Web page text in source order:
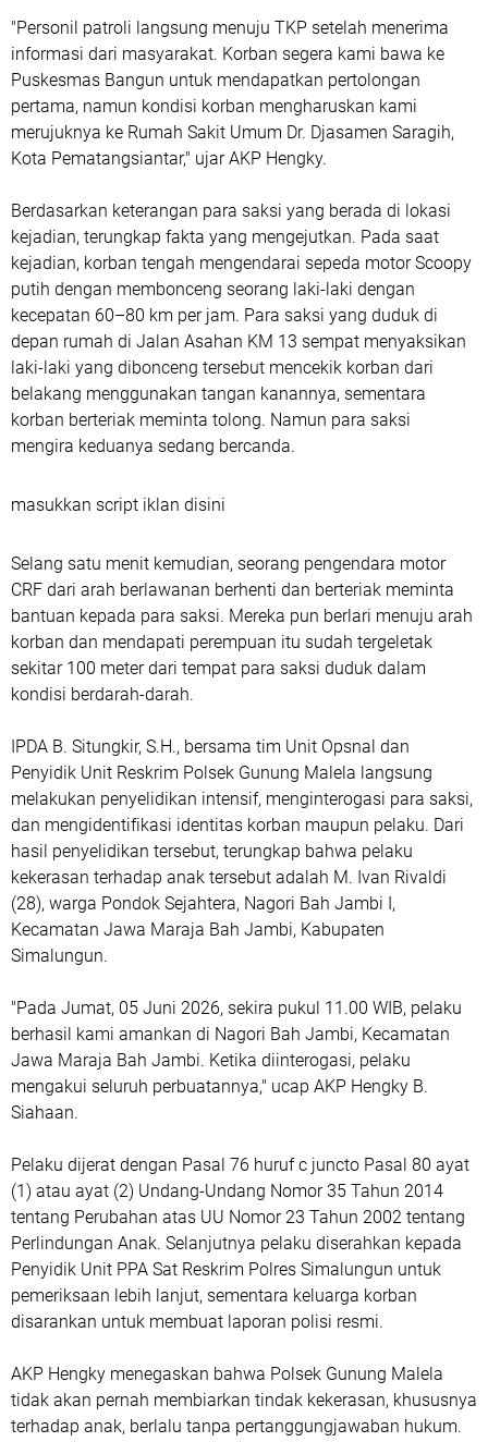
"Personil patroli langsung menuju TKP setelah menerima
informasi dari masyarakat. Korban segera kami bawa ke
Puskesmas Bangun untuk mendapatkan pertolongan
pertama, namun kondisi korban mengharuskan kami
merujuknya ke Rumah Sakit Umum Dr. Djasamen Saragih,
Kota Pematangsiantar," ujar AKP Hengky.
Berdasarkan keterangan para saksi yang berada di lokasi
kejadian, terungkap fakta yang mengejutkan. Pada saat
kejadian, korban tengah mengendarai sepeda motor Scoopy
putih dengan membonceng seorang laki-laki dengan
kecepatan 60–80 km per jam. Para saksi yang duduk di
depan rumah di Jalan Asahan KM 13 sempat menyaksikan
laki-laki yang dibonceng tersebut mencekik korban dari
belakang menggunakan tangan kanannya, sementara
korban berteriak meminta tolong. Namun para saksi
mengira keduanya sedang bercanda.
masukkan script iklan disini
Selang satu menit kemudian, seorang pengendara motor
CRF dari arah berlawanan berhenti dan berteriak meminta
bantuan kepada para saksi. Mereka pun berlari menuju arah
korban dan mendapati perempuan itu sudah tergeletak
sekitar 100 meter dari tempat para saksi duduk dalam
kondisi berdarah-darah.
IPDA B. Situngkir, S.H., bersama tim Unit Opsnal dan
Penyidik Unit Reskrim Polsek Gunung Malela langsung
melakukan penyelidikan intensif, menginterogasi para saksi,
dan mengidentifikasi identitas korban maupun pelaku. Dari
hasil penyelidikan tersebut, terungkap bahwa pelaku
kekerasan terhadap anak tersebut adalah M. Ivan Rivaldi
(28), warga Pondok Sejahtera, Nagori Bah Jambi I,
Kecamatan Jawa Maraja Bah Jambi, Kabupaten
Simalungun.
"Pada Jumat, 05 Juni 2026, sekira pukul 11.00 WIB, pelaku
berhasil kami amankan di Nagori Bah Jambi, Kecamatan
Jawa Maraja Bah Jambi. Ketika diinterogasi, pelaku
mengakui seluruh perbuatannya," ucap AKP Hengky B.
Siahaan.
Pelaku dijerat dengan Pasal 76 huruf c juncto Pasal 80 ayat
(1) atau ayat (2) Undang-Undang Nomor 35 Tahun 2014
tentang Perubahan atas UU Nomor 23 Tahun 2002 tentang
Perlindungan Anak. Selanjutnya pelaku diserahkan kepada
Penyidik Unit PPA Sat Reskrim Polres Simalungun untuk
pemeriksaan lebih lanjut, sementara keluarga korban
disarankan untuk membuat laporan polisi resmi.
AKP Hengky menegaskan bahwa Polsek Gunung Malela
tidak akan pernah membiarkan tindak kekerasan, khususnya
terhadap anak, berlalu tanpa pertanggungjawaban hukum.